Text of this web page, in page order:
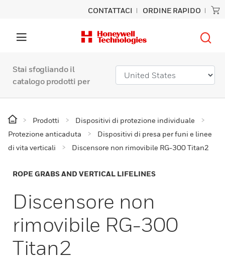
CONTATTACI ORDINE RAPIDO
Stai sfogliando il
catalogo prodotti per
Prodotti
Dispositivi di protezione individuale
Protezione anticaduta
Dispositivi di presa per funi e linee
di vita verticali
Discensore non rimovibile RG-300 Titan2
ROPE GRABS AND VERTICAL LIFELINES
Discensore non
rimovibile RG-300
Titan2